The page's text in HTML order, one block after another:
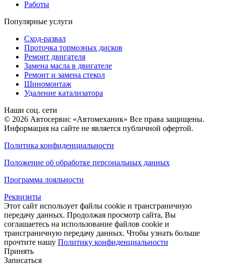
Работы
Популярные услуги
Сход-развал
Проточка тормозных дисков
Ремонт двигателя
Замена масла в двигателе
Ремонт и замена стекол
Шиномонтаж
Удаление катализатора
Наши соц. сети
© 2026 Автосервис «Автомеханик» Все права защищены.
Информация на сайте не является публичной офертой.
Политика конфиденциальности
Положение об обработке персональных данных
Программа лояльности
Реквизиты
Этот сайт использует файлы cookie и трансграничную
передачу данных. Продолжая просмотр сайта, Вы
соглашаетесь на использование файлов cookie и
трансграничную передачу данных. Чтобы узнать больше
прочтите нашу Политику конфиденциальности
Принять
Записаться